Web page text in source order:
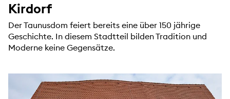
Kirdorf
Der Taunusdom feiert bereits eine über 150 jährige
Geschichte. In diesem Stadtteil bilden Tradition und
Moderne keine Gegensätze.